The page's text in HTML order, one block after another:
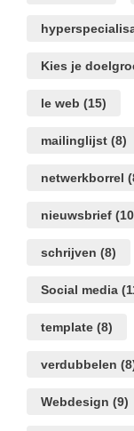
Kies je
le web (15)
mailinglijst (8)
netwerkborrel
nieuwsbrief
schrijven (8)
Social media
template (8)
verdubbelen
Webdesign (9)